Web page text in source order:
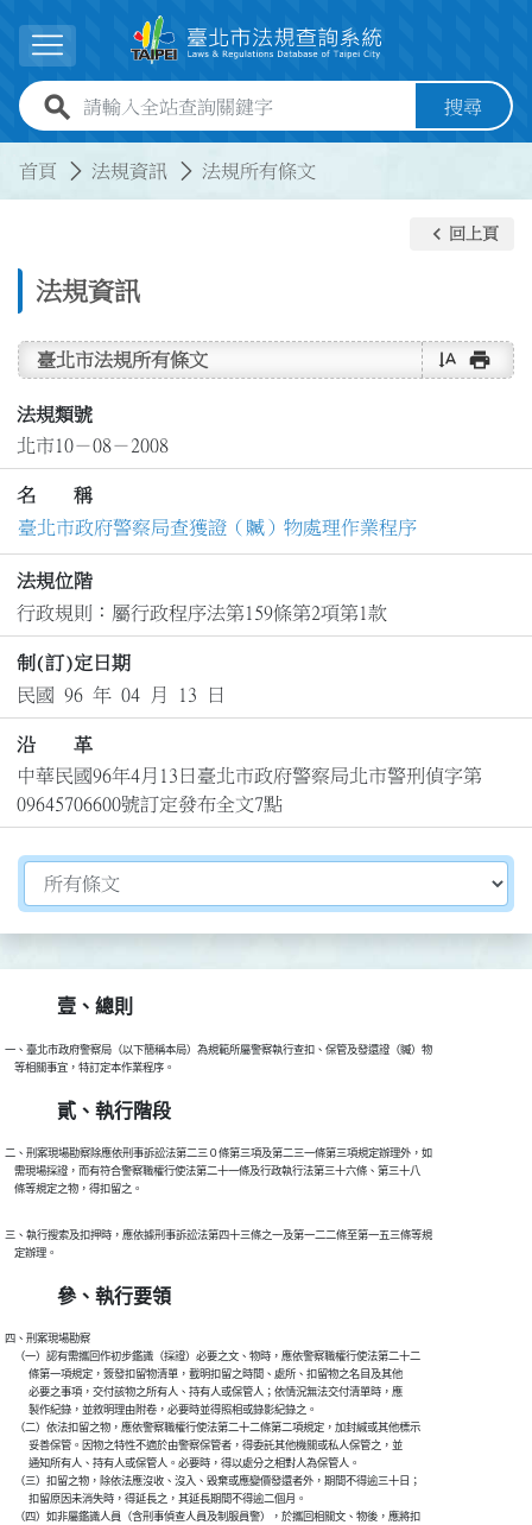
展開選單
全站查詢關鍵字欄位 搜尋
首頁 法規資訊 法規所有條文
法規資訊
keyboard_arrow_left 回上頁
臺北市法規所有條文 text_rotate_vertical print
法規類號
北市10－08－2008
名 稱
臺北市政府警察局查獲證（贓）物處理作業程序
法規位階
行政規則：屬行政程序法第159條第2項第1款
制(訂)定日期
民國 96 年 04 月 13 日
沿 革
中華民國96年4月13日臺北市政府警察局北市警刑偵字第
09645706600號訂定發布全文7點
切換選擇法規資訊內容
壹、總則
一、臺北市政府警察局（以下簡稱本局）為規範所屬警察執行查扣、保管及發還證（贓）物
    等相關事宜，特訂定本作業程序。
貳、執行階段
二、刑案現場勘察除應依刑事訴訟法第二三０條第三項及第二三一條第三項規定辦理外，如
    需現場採證，而有符合警察職權行使法第二十一條及行政執行法第三十六條、第三十八
    條等規定之物，得扣留之。
三、執行搜索及扣押時，應依據刑事訴訟法第四十三條之一及第一二二條至第一五三條等規
    定辦理。
參、執行要領
四、刑案現場勘察
    （一）認有需攜回作初步鑑識（採證）必要之文、物時，應依警察職權行使法第二十二
          條第一項規定，簽發扣留物清單，載明扣留之時間、處所、扣留物之名目及其他
          必要之事項，交付該物之所有人、持有人或保管人；依情況無法交付清單時，應
          製作紀錄，並敘明理由附卷，必要時並得照相或錄影紀錄之。
    （二）依法扣留之物，應依警察職權行使法第二十二條第二項規定，加封緘或其他標示
          妥善保管。因物之特性不適於由警察保管者，得委託其他機關或私人保管之，並
          通知所有人、持有人或保管人。必要時，得以處分之相對人為保管人。
    （三）扣留之物，除依法應沒收、沒入、毀棄或應變價發還者外，期間不得逾三十日；
          扣留原因未消失時，得延長之，其延長期間不得逾二個月。
    （四）如非屬鑑識人員（含刑事偵查人員及制服員警），於攜回相關文、物後，應將扣